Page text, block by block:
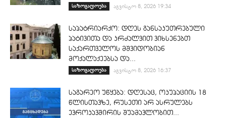
საზოგადოება აგვისტო 8, 2026 19:34
საპატრიარქო: დღეს განსაკუთრებული
პატივითა და კრძალვით ვიხსენებთ
საქართველოს მშვიდობიან
მოქალაქეებსა და...
საზოგადოება აგვისტო 8, 2026 16:37
საგარეო უწყება: დღესაც, ოკუპაციის 18
წლისთავზე, რუსეთი არ ასრულებს
ევროკავშირის შუამავლობით...